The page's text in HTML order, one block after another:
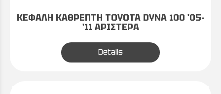
ΚΕΦΑΛΗ ΚΑΘΡΕΠΤΗ TOYOTA DYNA 100 '05-
'11 ΑΡΙΣΤΕΡΑ
Details